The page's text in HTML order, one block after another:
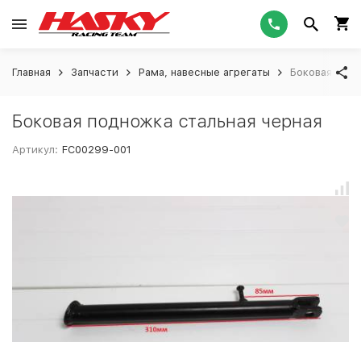
Главная Запчасти Рама, навесные агрегаты Боковая
Боковая подножка стальная черная
Артикул: FC00299-001